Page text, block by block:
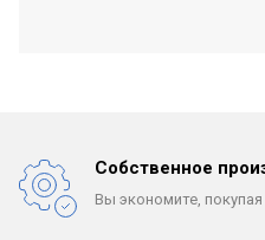
Собственное
Вы экономите, покупая